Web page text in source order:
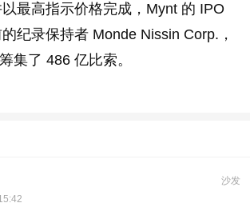
最高指示价格完成，Mynt 的 IPO
纪录保持者 Monde Nissin Corp.，
集了 486 亿比索。
沙发